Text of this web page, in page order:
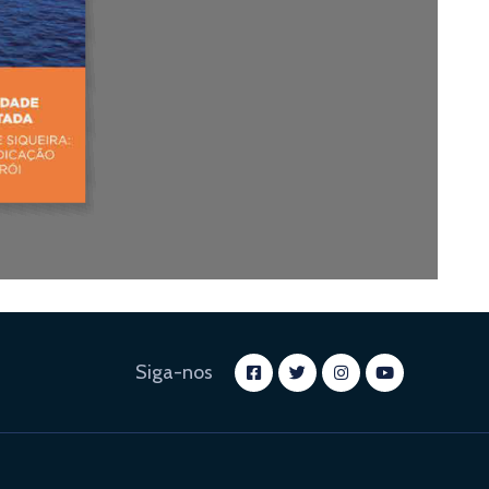
Siga-nos